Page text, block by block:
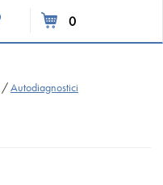
0
prodotti
inseriti
/Autodiagnostici